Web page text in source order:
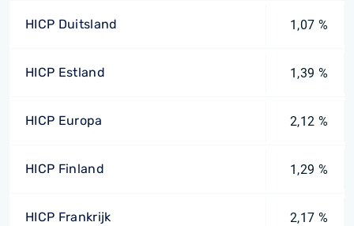
HICP Duitsland 1,07 %
HICP Estland 1,39 %
HICP Europa 2,12 %
HICP Finland 1,29 %
HICP Frankrijk 2,17 %